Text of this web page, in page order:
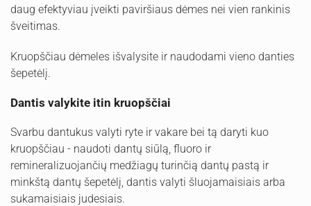
daug efektyviau įveikti paviršiaus dėmes nei vien rankinis
šveitimas.
Kruopščiau dėmeles išvalysite ir naudodami vieno danties
šepetėlį.
Dantis valykite itin kruopščiai
Svarbu dantukus valyti ryte ir vakare bei tą daryti kuo
kruopščiau - naudoti dantų siūlą, fluoro ir
remineralizuojančių medžiagų turinčią dantų pastą ir
minkštą dantų šepetėlį, dantis valyti šluojamaisiais arba
sukamaisiais judesiais.